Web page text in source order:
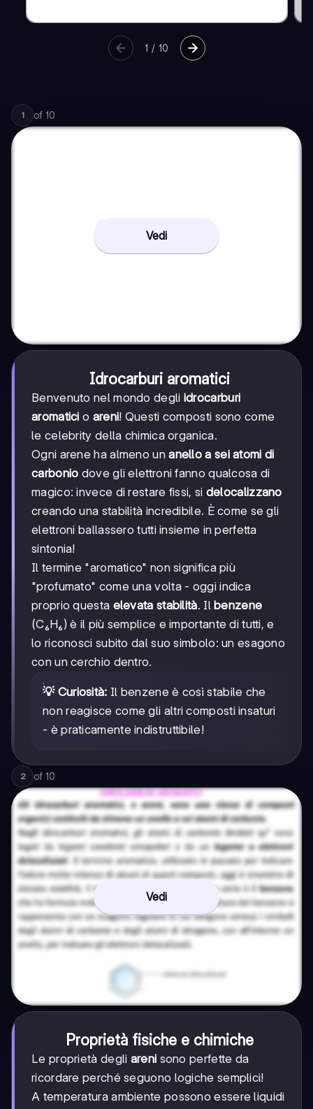
1 / 10
1 of 10
Vedi
Idrocarburi aromatici
Benvenuto nel mondo degli idrocarburi
aromatici o areni! Questi composti sono come
le celebrity della chimica organica.
Ogni arene ha almeno unanello a sei atomi di
carbonio dove gli elettroni fanno qualcosa di
magico: invece di restare fissi, si delocalizzano
creando una stabilità incredibile. È come se gli
elettroni ballassero tutti insieme in perfetta
sintonia!
Il termine "aromatico" non significa più
"profumato" come una volta - oggi indica
proprio questa elevata stabilità. Il benzene
(C₆H₆) è il più semplice e importante di tutti, e
lo riconosci subito dal suo simbolo: un esagono
con un cerchio dentro.
💡 Curiosità: Il benzene è così stabile che
non reagisce come gli altri composti insaturi
- è praticamente indistruttibile!
2 of 10
Vedi
Proprietà fisiche e chimiche
Le proprietà degli areni sono perfette da
ricordare perché seguono logiche semplici!
A temperatura ambiente possono essere liquidi